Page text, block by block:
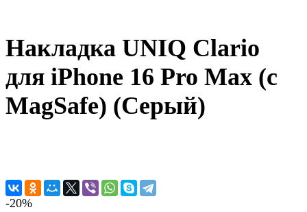
Накладка UNIQ Clario
для iPhone 16 Pro Max (с
MagSafe) (Серый)
-20%